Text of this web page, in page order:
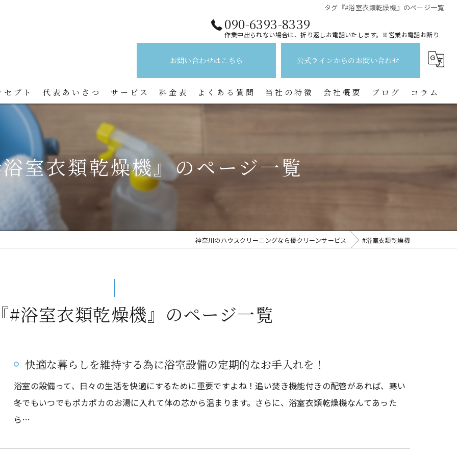
タグ『#浴室衣類乾燥機』のページ一覧
090-6393-8339
作業中出られない場合は、折り返しお電話いたします。※営業お電話お断り
お問い合わせはこちら 公式ラインからのお問い合わせ
セプト 代表あいさつ サービス 料金表 よくある質問 当社の特徴
キッチン
トイレ
会社概要 ブログ コラム
室衣類乾燥機』のページ一覧
神奈川のハウスクリーニングなら優クリーンサービス #浴室衣類乾燥機
#浴室衣類乾燥機』のページ一覧
快適な暮らしを維持する為に浴室設備の定期的なお手入れを！
浴室の設備って、日々の生活を快適にするために重要ですよね！追い焚き機能付きの配管があれば、寒い
冬でもいつでもポカポカのお湯に入れて体の芯から温まります。さらに、浴室衣類乾燥機なんてあった
ら…